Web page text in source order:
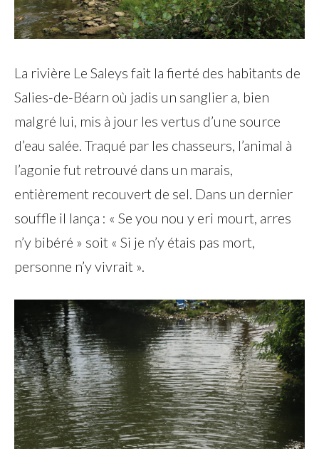
La rivière Le Saleys fait la fierté des habitants de
Salies-de-Béarn où jadis un sanglier a, bien
malgré lui, mis à jour les vertus d’une source
d’eau salée. Traqué par les chasseurs, l’animal à
l’agonie fut retrouvé dans un marais,
entièrement recouvert de sel. Dans un dernier
souffle il lança : « Se you nou y eri mourt, arres
n’y bibéré » soit « Si je n’y étais pas mort,
personne n’y vivrait ».